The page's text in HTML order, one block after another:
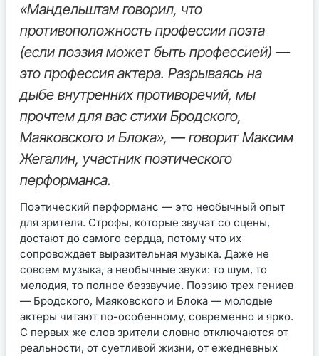
«Мандельштам говорил, что
противоположность профессии поэта
(если поэзия может быть профессией) —
это профессия актера. Разрываясь на
дыбе внутренних противоречий, мы
прочтем для вас стихи Бродского,
Маяковского и Блока», — говорит Максим
Жегалин, участник поэтического
перформанса.
Поэтический перформанс — это необычный опыт
для зрителя. Строфы, которые звучат со сцены,
достают до самого сердца, потому что их
сопровождает выразительная музыка. Даже не
совсем музыка, а необычные звуки: то шум, то
мелодия, то полное беззвучие. Поэзию трех гениев
— Бродского, Маяковского и Блока — молодые
актеры читают по-особенному, современно и ярко.
С первых же слов зрители словно отключаются от
реальности, от суетливой жизни, от ежедневных